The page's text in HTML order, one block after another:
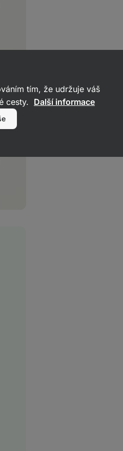
tím, že udržuje váš
cesty. Další informace